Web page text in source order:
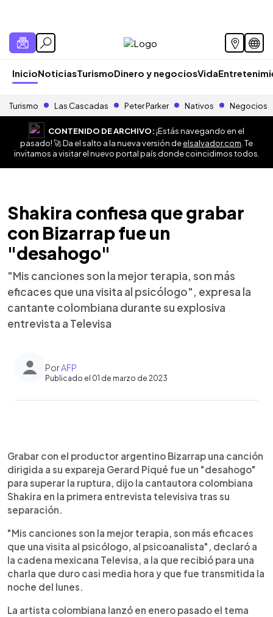
InicioNoticiasTurismoDinero y negociosVida
Turismo Las Cascadas Peter Parker Nativos Negocios
CONTENIDO DE ARCHIVO:¡Estás navegando en el
pasado! 🚀 Da el salto a la nueva versión deelsalvador.com . Te
invitamos a visitar el nuevo portal país donde coincidimos todos.
Shakira confiesa que grabar
con Bizarrap fue un
"desahogo"
"Mis canciones son la mejor terapia, son más
eficaces que una visita al psicólogo", expresa la
cantante colombiana durante su explosiva
entrevista a Televisa
PorAFP
Publicado el 01 de marzo de 2023
Escuchar artículo
Grabar con el productor argentino Bizarrap una canción
dirigida a su expareja Gerard Piqué fue un "desahogo"
para superar la ruptura, dijo la cantautora colombiana
Shakira en la primera entrevista televisiva tras su
separación.
"Mis canciones son la mejor terapia, son más eficaces
que una visita al psicólogo, al psicoanalista", declaró a
la cadena mexicana Televisa, a la que recibió para una
charla que duro casi media hora y que fue transmitida la
noche del lunes.
La artista colombiana lanzó en enero pasado el tema